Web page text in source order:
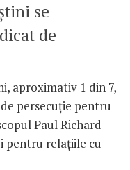
se
de
aproximativ 1 din 7,
persecuție pentru
Paul Richard
pentru relațiile cu